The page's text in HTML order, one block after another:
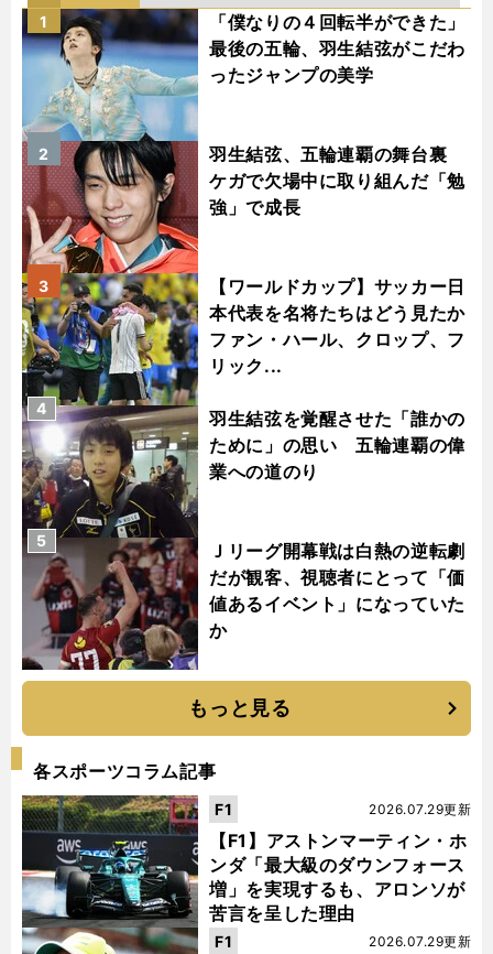
F1
へ
「僕なりの４回転半ができた」
最後の五輪、羽生結弦がこだわ
ったジャンプの美学
1
羽生結弦、五輪連覇の舞台裏
ケガで欠場中に取り組んだ「勉
強」で成長
2
【ワールドカップ】サッカー日
本代表を名将たちはどう見たか
ファン・ハール、クロップ、フ
リック...
3
羽生結弦を覚醒させた「誰かの
ために」の思い 五輪連覇の偉
業への道のり
4
Ｊリーグ開幕戦は白熱の逆転劇
だが観客、視聴者にとって「価
値あるイベント」になっていた
か
5
もっと見る
各スポーツコラム記事
【F1】アストンマーティン・ホ
ンダ「最大級のダウンフォース
増」を実現するも、アロンソが
苦言を呈した理由
2026.07.29更新
F1
2026.07.29更新
F1